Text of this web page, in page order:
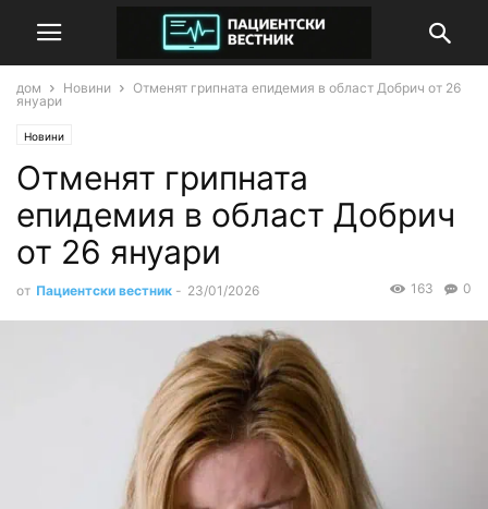
дом Новини
Отменят грипната епидемия в област Добрич от 26
януари
Новини
Отменят грипната
епидемия в област Добрич
от 26 януари
от Пациентски вестник - 23/01/2026 0
163